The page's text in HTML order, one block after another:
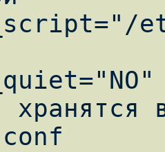
# Настройки
в